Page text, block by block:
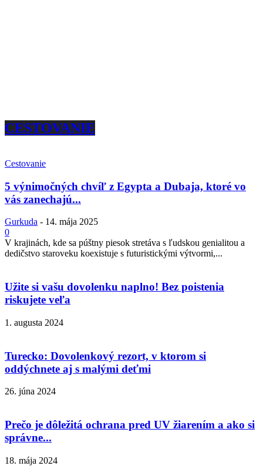
CESTOVANIE
Cestovanie
5 výnimočných chvíľ z Egypta a Dubaja, ktoré vo
vás zanechajú...
Gurkuda - 14. mája 2025
0
V krajinách, kde sa púštny piesok stretáva s ľudskou genialitou a
dedičstvo staroveku koexistuje s futuristickými výtvormi,...
Užite si vašu dovolenku naplno! Bez poistenia
riskujete veľa
1. augusta 2024
Turecko: Dovolenkový rezort, v ktorom si
oddýchnete aj s malými deťmi
26. júna 2024
Prečo je dôležitá ochrana pred UV žiarením a ako si
správne...
18. mája 2024